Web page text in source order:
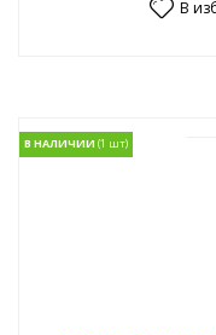
В
В НАЛИЧИИ